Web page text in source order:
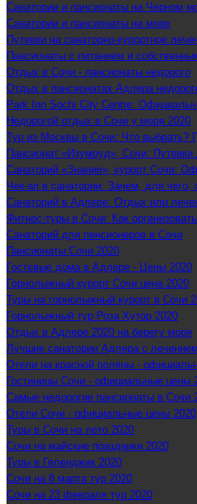
Санатории и пансионаты на Черном
Санатории и пансионаты на море
Путевки на санаторно-курортное
Пансионаты с питанием и
Отдых в Сочи - пансионаты недорого
Отдых в пансионатах Адлера
Park Inn Sochi City Centre:
Недорогой отдых в Сочи у моря 2020
Тур из Москвы в Сочи: Что выбрать?
Пансионат «Изумруд», Сочи: Путевки
Санаторий «Знание», курорт Сочи:
Чек-ап в санатории: Зачем, для чего,
Санаторий в Адлере: Отдых или
Фитнес-туры в Сочи: Как
Санаторий для пенсионеров в Сочи
Пансионаты Сочи 2020
Гостевые дома в Адлере - Цены 2020
Горнолыжный курорт Сочи цена 2020
Туры на горнолыжный курорт в Сочи
Горнолыжный тур Роза Хутор 2020
Отдых в Адлере 2020 на берегу моря
Лучшие санатории Адлера с лечением
Отели на красной поляны -
Гостиницы Сочи - официальные цены
Самые недорогие пансионаты в Сочи
Отели Сочи - официальные цены 2020
Туры в Сочи на лето 2020
Сочи на майские праздники 2020
Туры в Геленджик 2020
Сочи на 8 марта тур 2020
Сочи на 23 февраля тур 2020